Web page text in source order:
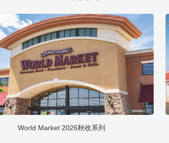
World Market 2026秋收系列